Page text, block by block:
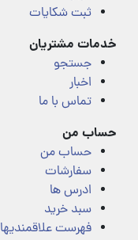
ثبت شکایات
خدمات مشتریان
جستجو
اخبار
تماس با ما
حساب من
حساب من
سفارشات
ادرس ها
سبد خرید
فهرست علاقمندیها